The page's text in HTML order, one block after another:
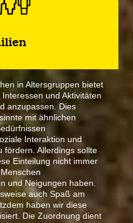
in Altersgruppen bietet
und Aktivitäten
anzupassen. Dies
mit ähnlichen
Interaktion und
fördern. Allerdings sollte
Einteilung nicht immer
und Neigungen haben.
auch Spaß am
haben wir diese
Die Zuordnung dient